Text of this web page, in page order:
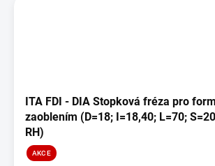
ITA FDI - DIA Stopková fréza pro
zaoblením (D=18; I=18,40; L=70;
RH)
AKCE